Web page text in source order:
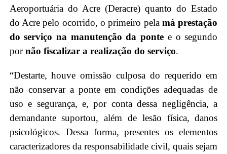
Aeroportuária do Acre (Deracre) quanto do Estado
do Acre pelo ocorrido, o primeiro pela má prestação
do serviço na manutenção da ponte e o segundo
pornão fiscalizar a realização do serviço.
“Destarte, houve omissão culposa do requerido em
não conservar a ponte em condições adequadas de
uso e segurança, e, por conta dessa negligência, a
demandante suportou, além de lesão física, danos
psicológicos. Dessa forma, presentes os elementos
caracterizadores da responsabilidade civil, quais sejam